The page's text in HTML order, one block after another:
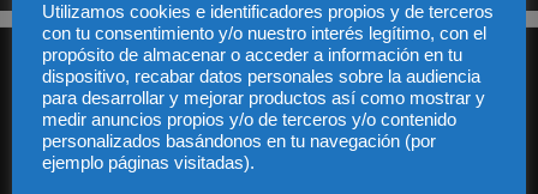
Utilizamos cookies e identificadores propios y de terceros
con tu consentimiento y/o nuestro interés legítimo, con el
propósito de almacenar o acceder a información en tu
dispositivo, recabar datos personales sobre la audiencia
para desarrollar y mejorar productos así como mostrar y
medir anuncios propios y/o de terceros y/o contenido
personalizados basándonos en tu navegación (por
ejemplo páginas visitadas).